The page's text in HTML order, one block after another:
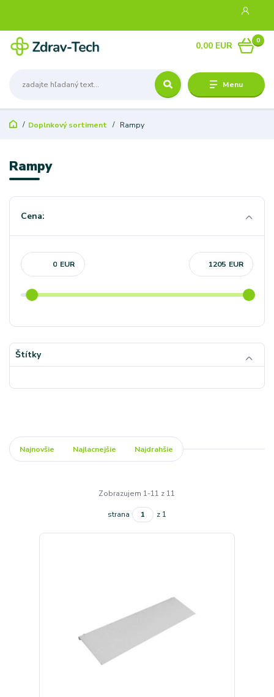
Menu
0
0,00 EUR
Doplnkový sortiment Rampy
Rampy
Cena:
EUR EUR
Štítky
Najnovšie Najlacnejšie Najdrahšie
Zobrazujem 1-11 z 11
strana z 1